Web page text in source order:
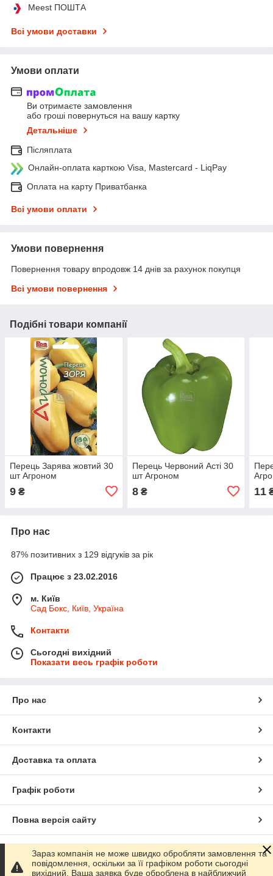
Meest ПОШТА
Всі умови доставки
Умови оплати
Ви отримаєте замовлення
або гроші повернуться на вашу картку
Детальніше
Післяплата
Онлайн-оплата карткою Visa, Mastercard - LiqPay
Оплата на карту Приватбанка
Всі умови оплати
Умови повернення
Повернення товару впродовж 14 днів за рахунок покупця
Всі умови повернення
Подібні товари компанії
Перець Зарява жовтий 30
шт Агроном
9 ₴
Перець Червоний Асті 30
шт Агроном
8₴ 11
Про нас
87% позитивних з 129 відгуків за рік
Працює з 23.02.2016
м. Київ
Сад Бокс, Київ, Україна
Контакти
Сьогодні вихідний
Показати весь графік роботи
Про нас
Контакти
Доставка та оплата
Графік роботи
Повна версія сайту
Сайт створено на маркетплейсі Prom.ua
Зараз компанія не може швидко обробляти замовлення та
повідомлення, оскільки за її графіком роботи сьогодні
вихідний. Ваша заявка буде оброблена в найближчий